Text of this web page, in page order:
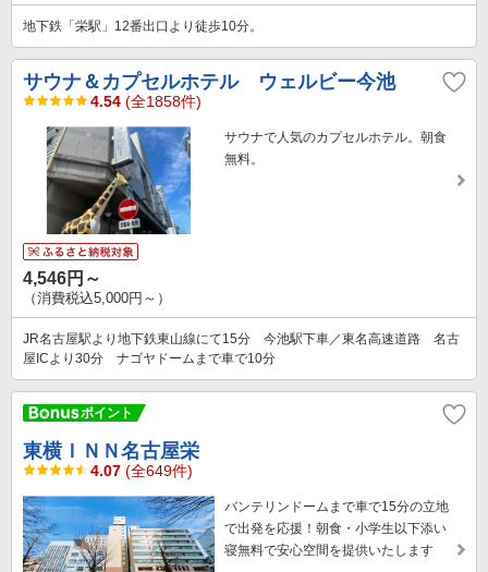
地下鉄「栄駅」12番出口より徒歩10分。
サウナ＆カプセルホテル ウェルビー今池
4.54 (全1858件)
サウナで人気のカプセルホテル。朝食
無料。
4,546円～
（消費税込5,000円～）
JR名古屋駅より地下鉄東山線にて15分 今池駅下車／東名高速道路 名古
屋ICより30分 ナゴヤドームまで車で10分
東横ＩＮＮ名古屋栄
4.07 (全649件)
バンテリンドームまで車で15分の立地
で出発を応援！朝食・小学生以下添い
寝無料で安心空間を提供いたします